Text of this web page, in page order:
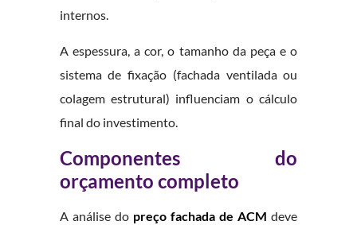
internos.
A espessura, a cor, o tamanho da peça e o
sistema de fixação (fachada ventilada ou
colagem estrutural) influenciam o cálculo
final do investimento.
Componentes do
orçamento completo
A análise do preço fachada de ACM deve